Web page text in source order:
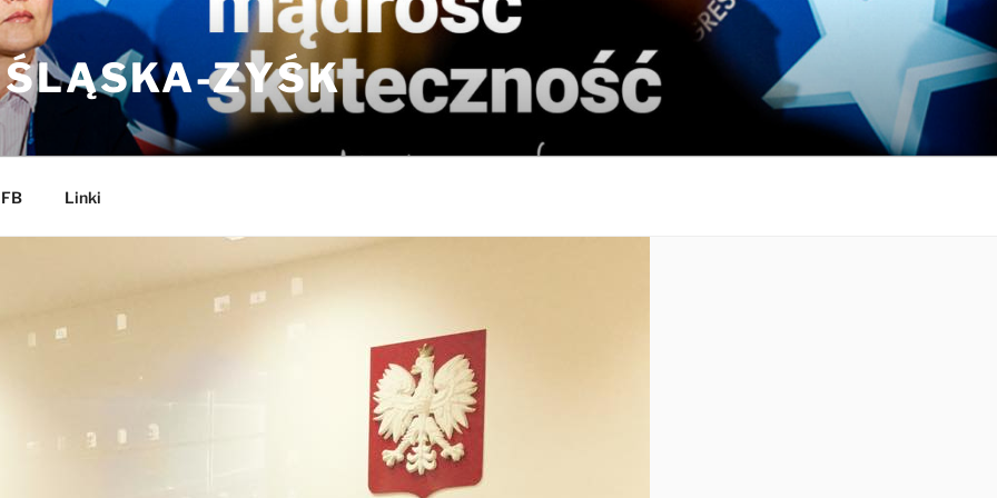
ZYŚK
Linki